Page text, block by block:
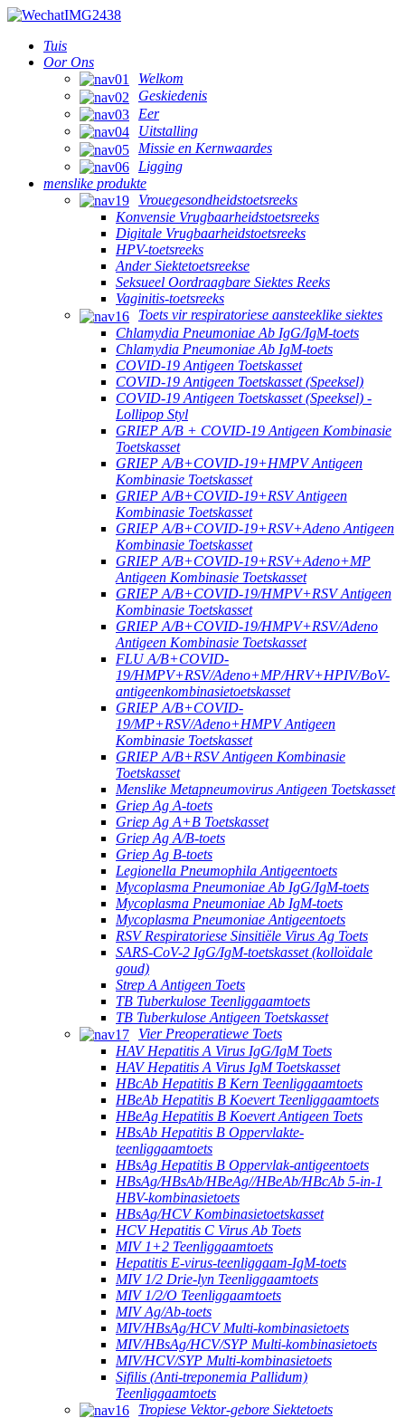
Tuis
Oor Ons
Welkom
Geskiedenis
Eer
Uitstalling
Missie en Kernwaardes
Ligging
menslike produkte
Vrouegesondheidstoetsreeks
Konvensie Vrugbaarheidstoetsreeks
Digitale Vrugbaarheidstoetsreeks
HPV-toetsreeks
Ander Siektetoetsreekse
Seksueel Oordraagbare Siektes Reeks
Vaginitis-toetsreeks
Toets vir respiratoriese aansteeklike siektes
Chlamydia Pneumoniae Ab IgG/IgM-toets
Chlamydia Pneumoniae Ab IgM-toets
COVID-19 Antigeen Toetskasset
COVID-19 Antigeen Toetskasset (Speeksel)
COVID-19 Antigeen Toetskasset (Speeksel) -
Lollipop Styl
GRIEP A/B + COVID-19 Antigeen Kombinasie
Toetskasset
GRIEP A/B+COVID-19+HMPV Antigeen
Kombinasie Toetskasset
GRIEP A/B+COVID-19+RSV Antigeen
Kombinasie Toetskasset
GRIEP A/B+COVID-19+RSV+Adeno Antigeen
Kombinasie Toetskasset
GRIEP A/B+COVID-19+RSV+Adeno+MP
Antigeen Kombinasie Toetskasset
GRIEP A/B+COVID-19/HMPV+RSV Antigeen
Kombinasie Toetskasset
GRIEP A/B+COVID-19/HMPV+RSV/Adeno
Antigeen Kombinasie Toetskasset
FLU A/B+COVID-
19/HMPV+RSV/Adeno+MP/HRV+HPIV/BoV-
antigeenkombinasietoetskasset
GRIEP A/B+COVID-
19/MP+RSV/Adeno+HMPV Antigeen
Kombinasie Toetskasset
GRIEP A/B+RSV Antigeen Kombinasie
Toetskasset
Menslike Metapneumovirus Antigeen Toetskasset
Griep Ag A-toets
Griep Ag A+B Toetskasset
Griep Ag A/B-toets
Griep Ag B-toets
Legionella Pneumophila Antigeentoets
Mycoplasma Pneumoniae Ab IgG/IgM-toets
Mycoplasma Pneumoniae Ab IgM-toets
Mycoplasma Pneumoniae Antigeentoets
RSV Respiratoriese Sinsitiële Virus Ag Toets
SARS-CoV-2 IgG/IgM-toetskasset (kolloïdale
goud)
Strep A Antigeen Toets
TB Tuberkulose Teenliggaamtoets
TB Tuberkulose Antigeen Toetskasset
Vier Preoperatiewe Toets
HAV Hepatitis A Virus IgG/IgM Toets
HAV Hepatitis A Virus IgM Toetskasset
HBcAb Hepatitis B Kern Teenliggaamtoets
HBeAb Hepatitis B Koevert Teenliggaamtoets
HBeAg Hepatitis B Koevert Antigeen Toets
HBsAb Hepatitis B Oppervlakte-
teenliggaamtoets
HBsAg Hepatitis B Oppervlak-antigeentoets
HBsAg/HBsAb/HBeAg//HBeAb/HBcAb 5-in-1
HBV-kombinasietoets
HBsAg/HCV Kombinasietoetskasset
HCV Hepatitis C Virus Ab Toets
MIV 1+2 Teenliggaamtoets
Hepatitis E-virus-teenliggaam-IgM-toets
MIV 1/2 Drie-lyn Teenliggaamtoets
MIV 1/2/O Teenliggaamtoets
MIV Ag/Ab-toets
MIV/HBsAg/HCV Multi-kombinasietoets
MIV/HBsAg/HCV/SYP Multi-kombinasietoets
MIV/HCV/SYP Multi-kombinasietoets
Sifilis (Anti-treponemia Pallidum)
Teenliggaamtoets
Tropiese Vektor-gebore Siektetoets